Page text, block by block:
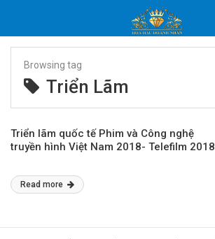
Browsing tag
Triển Lãm
Triển lãm quốc tế Phim và Công nghệ
truyền hình Việt Nam 2018- Telefilm 2018
Read more